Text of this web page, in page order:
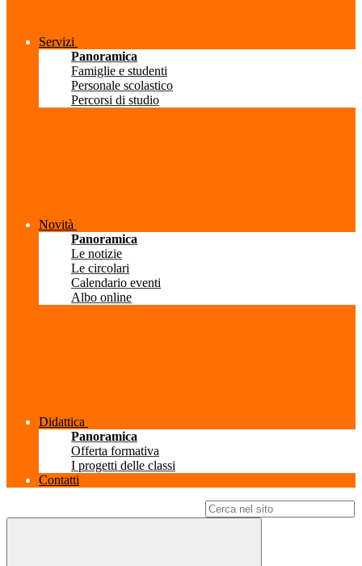
Servizi
Panoramica
Famiglie e studenti
Personale scolastico
Percorsi di studio
Novità
Panoramica
Le notizie
Le circolari
Calendario eventi
Albo online
Didattica
Panoramica
Offerta formativa
I progetti delle classi
Contatti